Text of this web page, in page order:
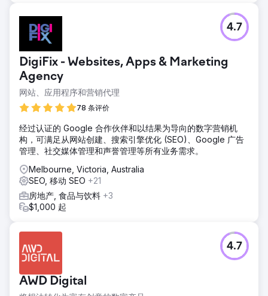
DigiFix - Websites, Apps & Marketing
Agency
网站、应用程序和营销代理
78 条评价
4.7
经过认证的 Google 合作伙伴和以结果为导向的数字营销机
构，可满足从网站创建、搜索引擎优化 (SEO)、Google 广告
管理、社交媒体管理和声誉管理等所有业务需求。
Melbourne, Victoria, Australia
SEO, 移动 SEO +21
房地产, 食品与饮料 +3
$1,000 起
AWD Digital
4.7